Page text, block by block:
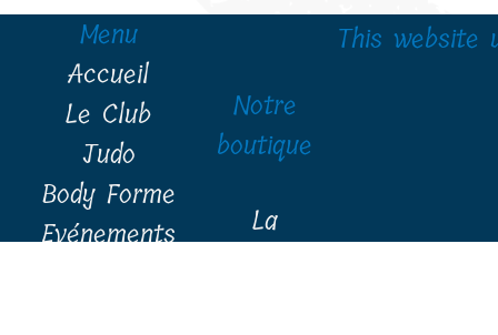
Menu
Accueil
Le Club
Judo
Body Forme
Evénements
Notre
boutique
La
This website